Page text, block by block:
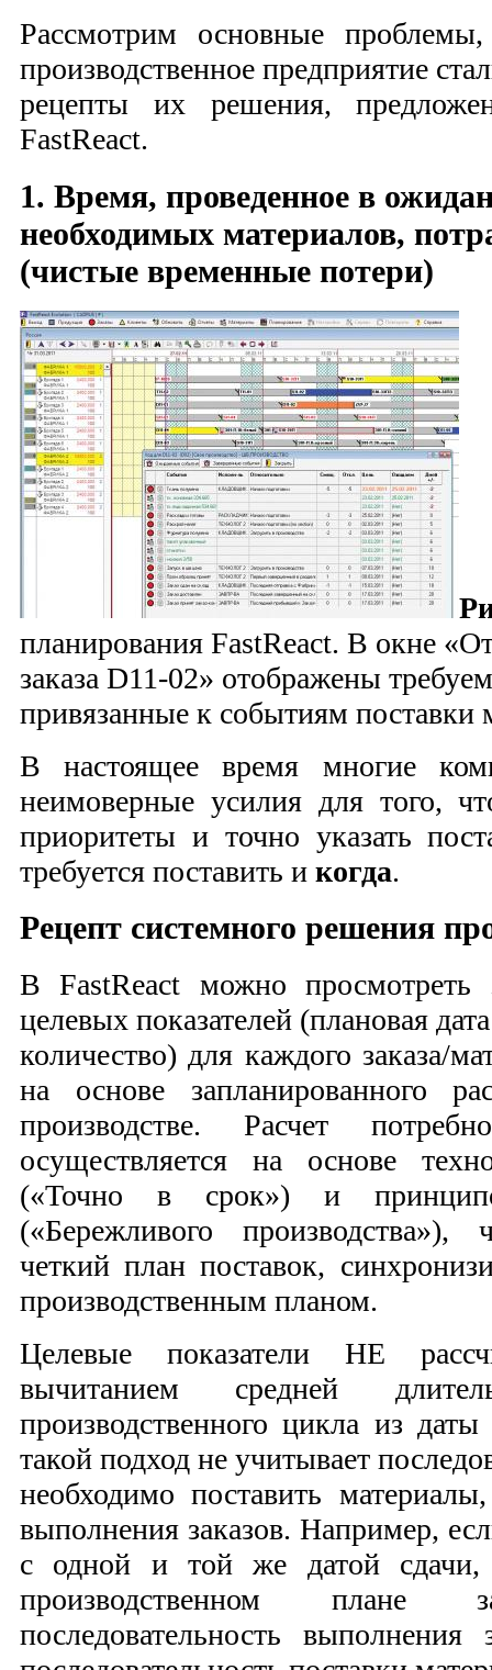
Рассмотрим основные
производственное предприятие
рецепты их решения,
FastReact.
1. Время, проведенное в
необходимых материалов,
(чистые временные потери)
планирования FastReact. В окне
заказа D11-02» отображены
привязанные к событиям поставки
В настоящее время многие
неимоверные усилия для того,
приоритеты и точно указать
требуется поставить и когда.
Рецепт системного решения
В FastReact можно просмотреть
целевых показателей (плановая
количество) для каждого заказа/
на основе запланированного
производстве. Расчет
осуществляется на основе
(«Точно в срок») и
(«Бережливого производства»),
четкий план поставок,
производственным планом.
Целевые показатели НЕ
вычитанием средней
производственного цикла из даты
такой подход не учитывает
необходимо поставить
выполнения заказов. Например,
с одной и той же датой сдачи,
производственном плане
последовательность